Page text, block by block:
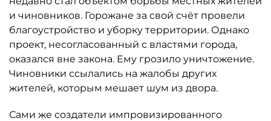
и чиновников. Горожане за свой счёт провели
благоустройство и уборку территории. Однако
проект, несогласованный с властями города,
оказался вне закона. Ему грозило уничтожение.
Чиновники ссылались на жалобы других
жителей, которым мешает шум из двора.
Сами же создатели импровизированного